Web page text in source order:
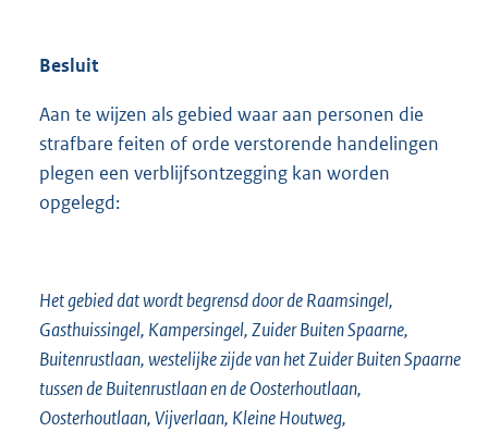
Besluit
Aan te wijzen als gebied waar aan personen die
strafbare feiten of orde verstorende handelingen
plegen een verblijfsontzegging kan worden
opgelegd:
Het gebied dat wordt begrensd door de Raamsingel,
Gasthuissingel, Kampersingel, Zuider Buiten Spaarne,
Buitenrustlaan, westelijke zijde van het Zuider Buiten Spaarne
tussen de Buitenrustlaan en de Oosterhoutlaan,
Oosterhoutlaan, Vijverlaan, Kleine Houtweg,